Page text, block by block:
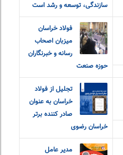
سازندگی، توسعه و رشد است
فولاد خراسان
میزبان اصحاب
رسانه و خبرنگاران
حوزه صنعت
تجلیل از فولاد
خراسان به عنوان
صادر کننده برتر
خراسان رضوی
مدیر عامل